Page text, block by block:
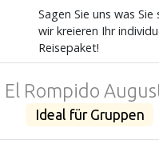
Sagen Sie uns was Sie
wir kreieren Ihr
Reisepaket!
El Rompido
Ideal für Gruppen